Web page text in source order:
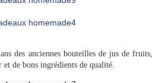
des anciennes bouteilles de jus de fruits,
et de bons ingrédients de qualité.